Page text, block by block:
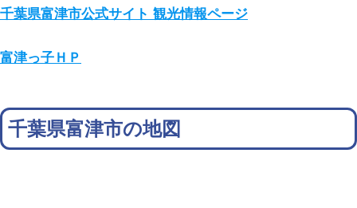
千葉県富津市公式サイト 観光情報ページ
富津っ子ＨＰ
千葉県富津市の地図